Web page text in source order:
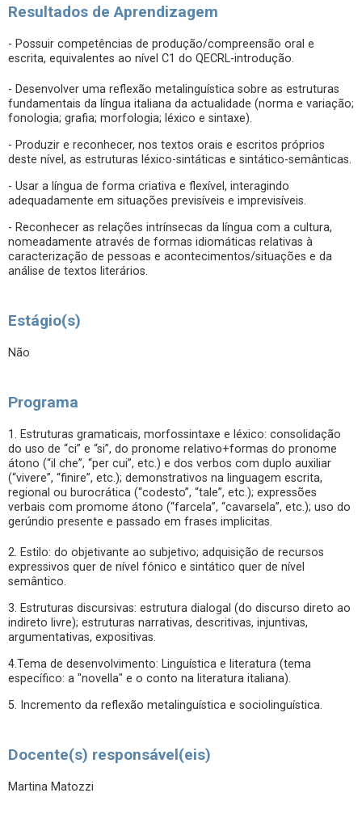
Resultados de Aprendizagem
- Possuir competências de produção/compreensão oral e
escrita, equivalentes ao nível C1 do QECRL-introdução.
- Desenvolver uma reflexão metalinguística sobre as estruturas
fundamentais da língua italiana da actualidade (norma e variação;
fonologia; grafia; morfologia; léxico e sintaxe).
- Produzir e reconhecer, nos textos orais e escritos próprios
deste nível, as estruturas léxico-sintáticas e sintático-semânticas.
- Usar a língua de forma criativa e flexível, interagindo
adequadamente em situações previsíveis e imprevisíveis.
- Reconhecer as relações intrínsecas da língua com a cultura,
nomeadamente através de formas idiomáticas relativas à
caracterização de pessoas e acontecimentos/situações e da
análise de textos literários.
Estágio(s)
Não
Programa
1. Estruturas gramaticais, morfossintaxe e léxico: consolidação
do uso de “ci” e “si”, do pronome relativo+formas do pronome
átono (“il che”, “per cui”, etc.) e dos verbos com duplo auxiliar
(“vivere”, “finire”, etc.); demonstrativos na linguagem escrita,
regional ou burocrática (“codesto”, “tale”, etc.); expressões
verbais com promome átono (“farcela”, “cavarsela”, etc.); uso do
gerúndio presente e passado em frases implicitas.
2. Estilo: do objetivante ao subjetivo; adquisição de recursos
expressivos quer de nível fónico e sintático quer de nível
semântico.
3. Estruturas discursivas: estrutura dialogal (do discurso direto ao
indireto livre); estruturas narrativas, descritivas, injuntivas,
argumentativas, expositivas.
4.Tema de desenvolvimento: Linguística e literatura (tema
específico: a "novella" e o conto na literatura italiana).
5. Incremento da reflexão metalinguística e sociolinguística.
Docente(s) responsável(eis)
Martina Matozzi